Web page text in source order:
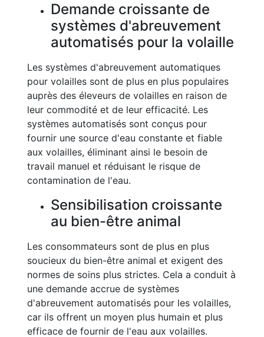
Demande croissante de
systèmes d'abreuvement
automatisés pour la volaille
Les systèmes d'abreuvement automatiques
pour volailles sont de plus en plus populaires
auprès des éleveurs de volailles en raison de
leur commodité et de leur efficacité. Les
systèmes automatisés sont conçus pour
fournir une source d'eau constante et fiable
aux volailles, éliminant ainsi le besoin de
travail manuel et réduisant le risque de
contamination de l'eau.
Sensibilisation croissante
au bien-être animal
Les consommateurs sont de plus en plus
soucieux du bien-être animal et exigent des
normes de soins plus strictes. Cela a conduit à
une demande accrue de systèmes
d'abreuvement automatisés pour les volailles,
car ils offrent un moyen plus humain et plus
efficace de fournir de l'eau aux volailles.